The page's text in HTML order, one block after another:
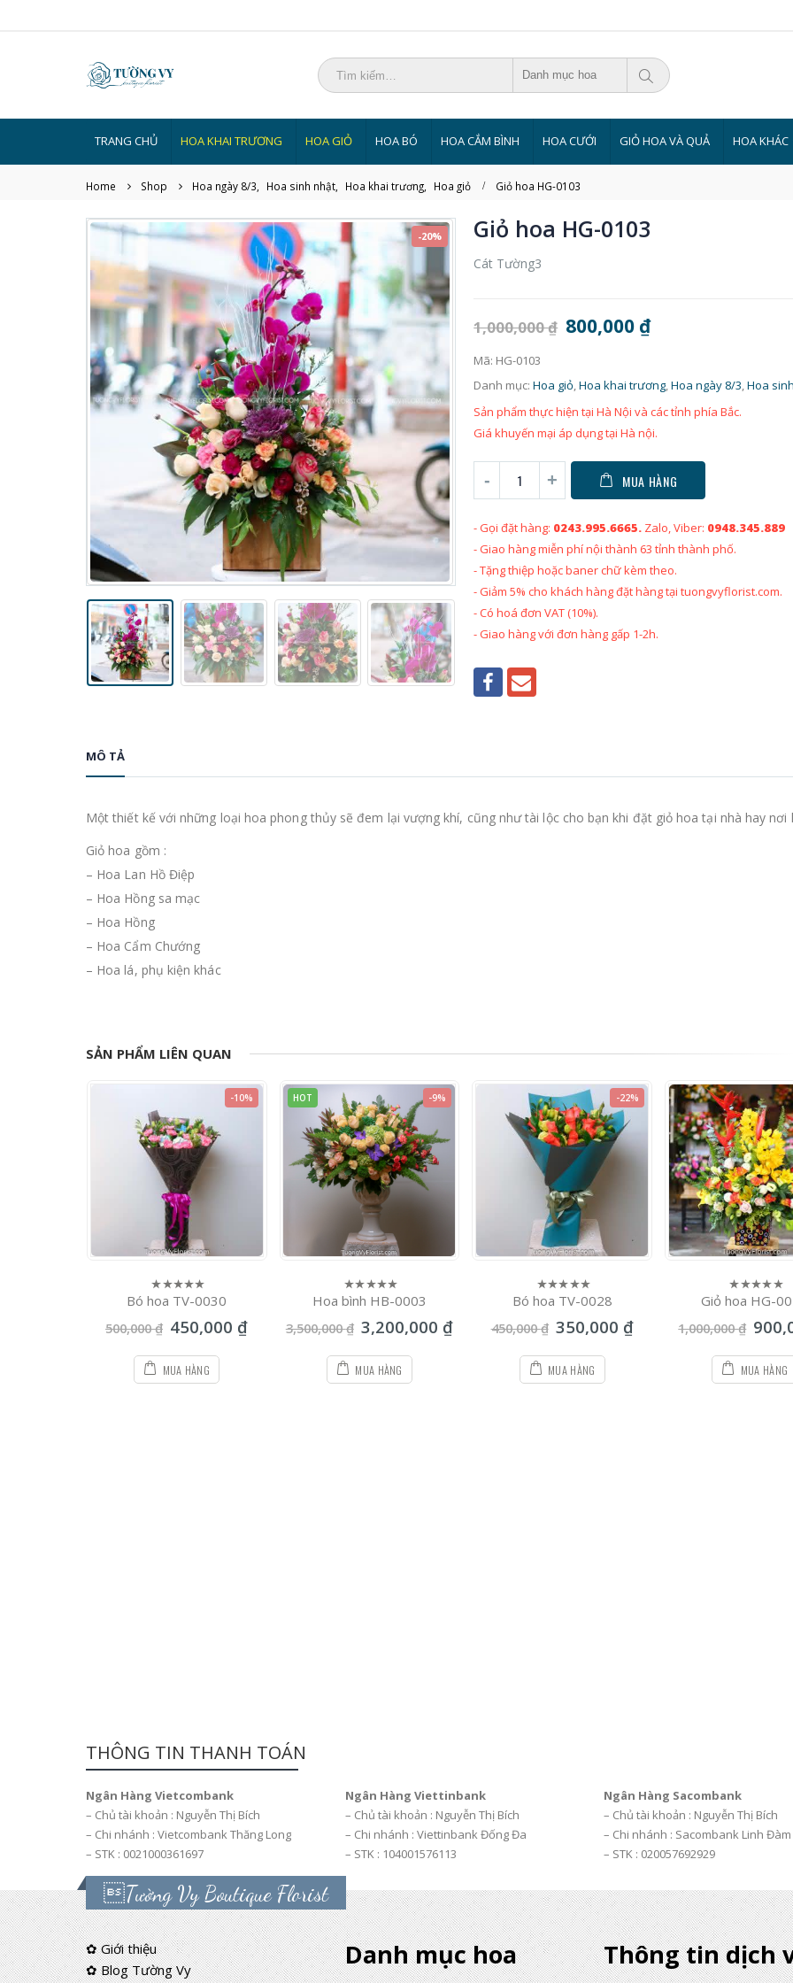
Danh mục hoa
TRANG CHỦ HOA KHAI TRƯƠNG HOA GIỎ HOA BÓ HOA CẮM BÌNH HOA CƯỚI GIỎ HOA VÀ QUẢ HOA KHÁC
Home Shop Hoa ngày 8/3 Hoa sinh nhật Hoa khai trương Hoa giỏ Giỏ hoa HG-0103
-20% Giỏ hoa HG-0103
Cát Tường3
1,000,000₫ 800,000 ₫
Mã: HG-0103
Danh mục:Hoa giỏ,Hoa khai trương,Hoa ngày 8/3,Hoa
Sản phẩm thực hiện tại Hà Nội và các tỉnh phía Bắc.
Giá khuyến mại áp dụng tại Hà nội.
MUA HÀNG
- Gọi đặt hàng: 0243.995.6665. Zalo, Viber: 0948.345.889
- Giao hàng miễn phí nội thành 63 tỉnh thành phố.
- Tặng thiệp hoặc baner chữ kèm theo.
- Giảm 5% cho khách hàng đặt hàng tại tuongvyflorist.com.
- Có hoá đơn VAT (10%).
- Giao hàng với đơn hàng gấp 1-2h.
MÔ TẢ
Một thiết kế với những loại hoa phong thủy sẽ đem lại vượng khí, cũng như tài lộc cho bạn khi đặt giỏ hoa tại nhà hay nơi
Giỏ hoa gồm :
– Hoa Lan Hồ Điệp
– Hoa Hồng sa mạc
– Hoa Hồng
– Hoa Cẩm Chướng
– Hoa lá, phụ kiện khác
SẢN PHẨM LIÊN QUAN
-10%
0
of
5
Bó hoa TV-0030
500,000₫ 450,000 ₫
MUA HÀNG
HOT -9%
0
of
5
Hoa bình HB-0003
3,500,000₫ 3,200,000 ₫
MUA HÀNG
-22%
0
of
5
Bó hoa TV-0028
450,000₫ 350,000 ₫
MUA HÀNG
0
of
5
Giỏ hoa HG-
1,000,000₫
MUA HÀNG
THÔNG TIN THANH TOÁN
Ngân Hàng Vietcombank
– Chủ tài khoản : Nguyễn Thị Bích
– Chi nhánh : Vietcombank Thăng Long
– STK : 0021000361697
Ngân Hàng Viettinbank
– Chủ tài khoản : Nguyễn Thị Bích
– Chi nhánh : Viettinbank Đống Đa
– STK : 104001576113
Ngân Hàng Sacombank
– Chủ tài khoản : Nguyễn Thị Bích
– Chi nhánh : Sacombank Linh Đàm
– STK : 020057692929
Tường Vy Boutique Florist
✿ Giới thiệu
✿ Blog Tường Vy
Danh mục hoa Thông tin dịch